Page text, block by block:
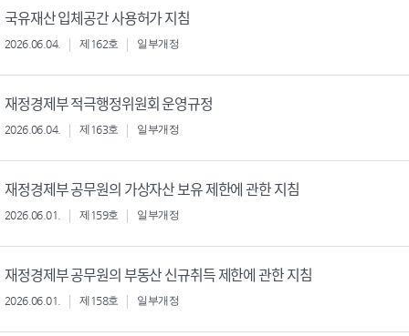
국유재산 입체공간 사용허가 지침
2026.06.04. 제162호 일부개정
재정경제부 적극행정위원회 운영규정
2026.06.04. 제163호 일부개정
재정경제부 공무원의 가상자산 보유 제한에 관한 지침
2026.06.01. 제159호 일부개정
재정경제부 공무원의 부동산 신규취득 제한에 관한 지침
2026.06.01. 제158호 일부개정